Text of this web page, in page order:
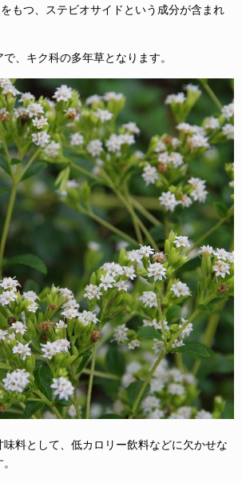
もつ、ステビオサイドという成分が含まれ
、キク科の多年草となります。
料として、低カロリー飲料などに欠かせな